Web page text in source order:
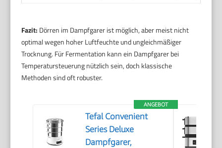
Fazit: Dörren im Dampfgarer ist möglich, aber meist nicht
optimal wegen hoher Luftfeuchte und ungleichmäßiger
Trocknung. Für Fermentation kann ein Dampfgarer bei
Temperatursteuerung nützlich sein, doch klassische
Methoden sind oft robuster.
ANGEBOT
Tefal Convenient
Series Deluxe
Dampfgarer,